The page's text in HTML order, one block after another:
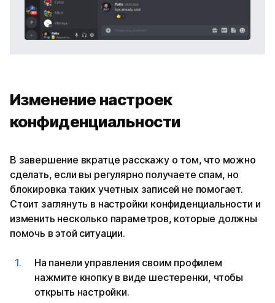
Изменение настроек
конфиденциальности
В завершение вкратце расскажу о том, что можно
сделать, если вы регулярно получаете спам, но
блокировка таких учетных записей не помогает.
Стоит заглянуть в настройки конфиденциальности и
изменить несколько параметров, которые должны
помочь в этой ситуации.
На панели управления своим профилем
нажмите кнопку в виде шестеренки, чтобы
открыть настройки.